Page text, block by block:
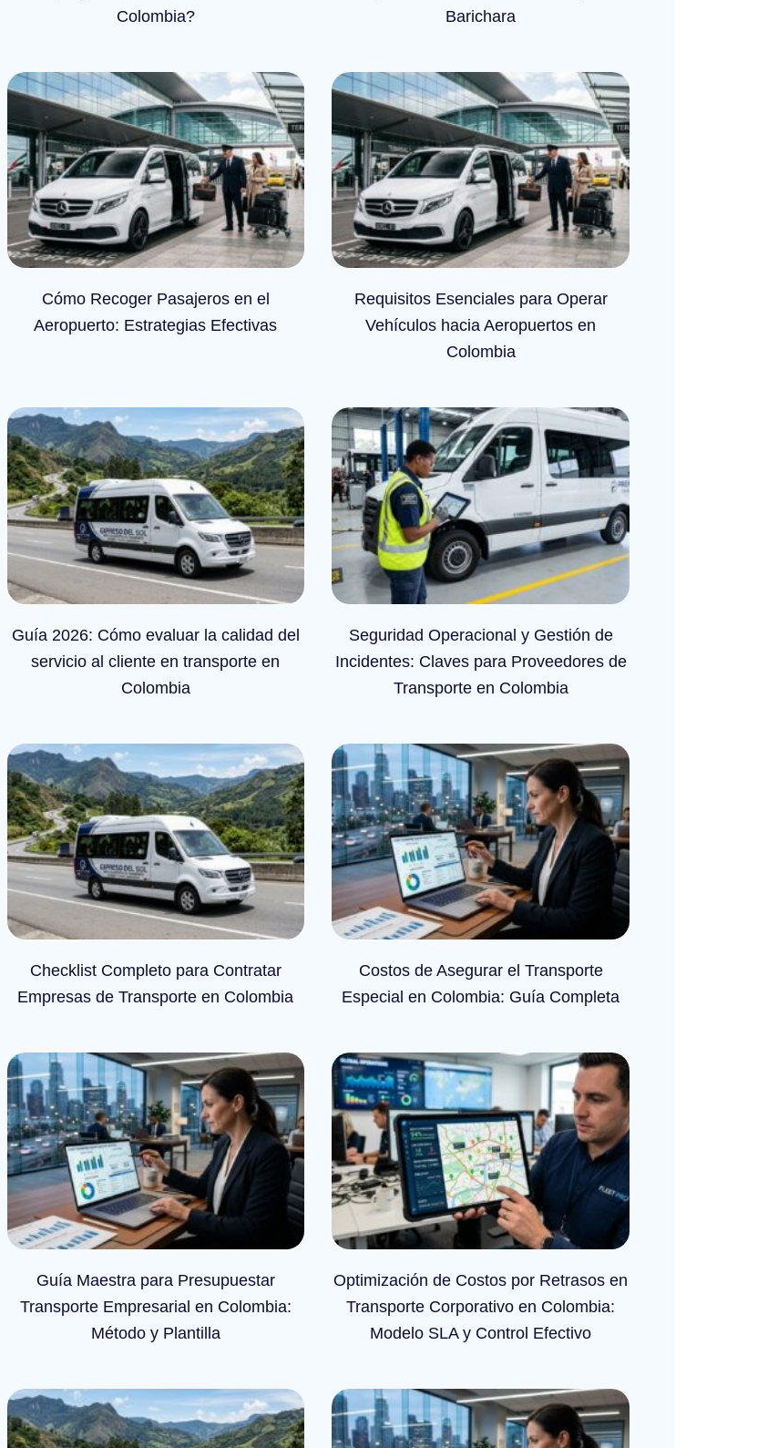
Colombia?
Barichara
Cómo Recoger Pasajeros en el
Aeropuerto: Estrategias Efectivas
Requisitos Esenciales para Operar
Vehículos hacia Aeropuertos en
Colombia
Guía 2026: Cómo evaluar la calidad del
servicio al cliente en transporte en
Colombia
Seguridad Operacional y Gestión de
Incidentes: Claves para Proveedores de
Transporte en Colombia
Checklist Completo para Contratar
Empresas de Transporte en Colombia
Costos de Asegurar el Transporte
Especial en Colombia: Guía Completa
Guía Maestra para Presupuestar
Transporte Empresarial en Colombia:
Método y Plantilla
Optimización de Costos por Retrasos en
Transporte Corporativo en Colombia:
Modelo SLA y Control Efectivo